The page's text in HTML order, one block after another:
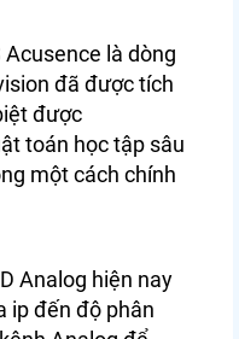
là dòng
đã được tích
được
toán học tập sâu
một cách chính
Analog hiện nay
ip đến độ phân